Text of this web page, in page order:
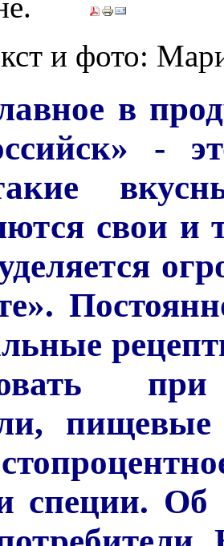
и фото:
в
-
свои и
специи. Об